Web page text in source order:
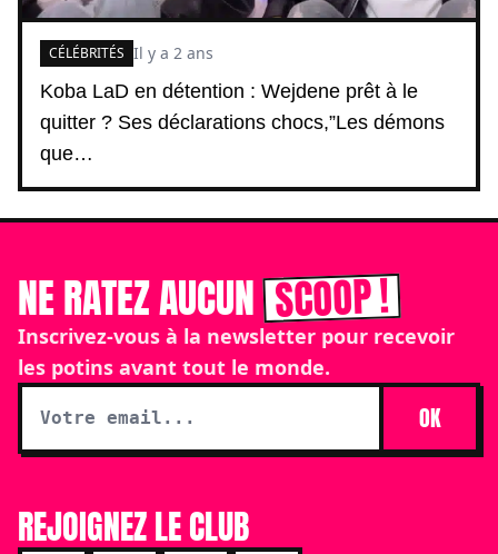
Koba LaD en détention : Wejdene prêt à le
quitter ? Ses déclarations chocs,”Les démons
que…
CÉLÉBRITÉS Il y a 2 ans
NE RATEZ AUCUNSCOOP !
Inscrivez-vous à la newsletter pour recevoir
les potins avant tout le monde.
OK
REJOIGNEZ LE CLUB